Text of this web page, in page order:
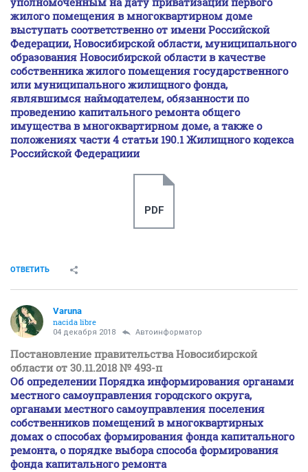
жилого помещения в многоквартирном доме
выступать соответственно от имени Российской
Федерации, Новосибирской области, муниципального
образования Новосибирской области в качестве
собственника жилого помещения государственного
или муниципального жилищного фонда,
являвшимся наймодателем, обязанности по
проведению капитального ремонта общего
имущества в многоквартирном доме, а также о
положениях части 4 статьи 190.1 Жилищного кодекса
Российской Федерациии
PDF
ОТВЕТИТЬ
Varuna
nacida libre
04 декабря 2018 Автоинформатор
Постановление правительства Новосибирской
области от 30.11.2018 № 493-п
Об определении Порядка информирования органами
местного самоуправления городского округа,
органами местного самоуправления поселения
собственников помещений в многоквартирных
домах о способах формирования фонда капитального
ремонта, о порядке выбора способа формирования
фонда капитального ремонта